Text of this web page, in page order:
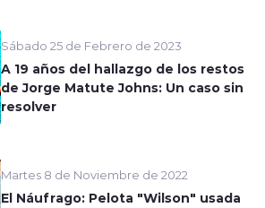
Sábado 25 de Febrero de 2023
A 19 años del hallazgo de los restos
de Jorge Matute Johns: Un caso sin
resolver
Martes 8 de Noviembre de 2022
El Náufrago: Pelota "Wilson" usada